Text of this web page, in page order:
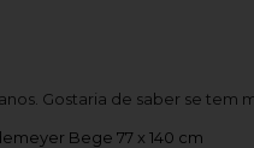
Gostaria de saber se tem
Bege 77 x 140 cm